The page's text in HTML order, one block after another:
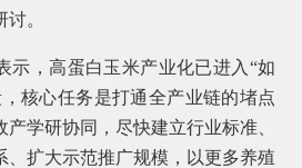
。
，高蛋白玉米产业化已进入“如
核心任务是打通全产业链的堵点
学研协同，尽快建立行业标准、
、扩大示范推广规模，以更多养殖